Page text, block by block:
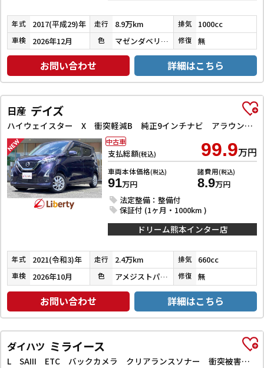
年式 2017(平成29)年 走行 8.9万km 排気 1000cc
車検 2026年12月 色 マゼンダベリーマイカメタリック／ブラックマイカメタリック 修復 無
お問い合わせ 詳細はこちら
日産 デイズ
ハイウェイスター X 衝突軽減B 純正9インチナビ アラウンドビューモニター ETC LEDヘッドライト フォグライト スマートキー プッシュスタート アイドリングストップ 革巻きステアリング オートエアコン
支払総額(税込) 99.9万円
車両本体価格(税込)
91万円
諸費用(税込)
8.9万円
法定整備：整備付
保証付 (1ヶ月・1000km )
中古車
ドリーム熊本インター店
年式 2021(令和3)年 走行 2.4万km 排気 660cc
車検 2026年10月 色 アメジストパープルパールメタリック 修復 無
お問い合わせ 詳細はこちら
ダイハツ ミライース
L SAIII ETC バックカメラ クリアランスソナー 衝突被害軽減システム オートマチックハイビーム キーレスエントリー アイドリングストップ CVT ESC エアコン パワーウィンドウ